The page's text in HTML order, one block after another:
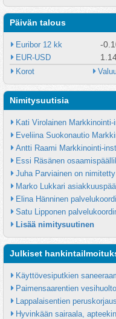
Päivän talous
Euribor 12 kk -
EUR-USD
Korot
Nimitysuutisia
Kati Virolainen
Eveliina Suokonautio
Antti Raami Markkinointi-
Essi Räsänen
Juha Parviainen on
Marko Lukkari
Elina Hänninen
Satu Lipponen
Lisää nimitysuutinen
Julkiset
Käyttövesiputkien
Paimensaarentien vesihuolto
Lappalaisentien peruskorjaus
Hyvinkään sairaala,